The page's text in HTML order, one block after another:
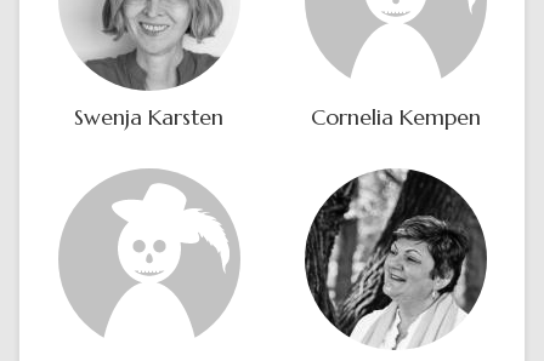
Swenja Karsten Cornelia Kempen